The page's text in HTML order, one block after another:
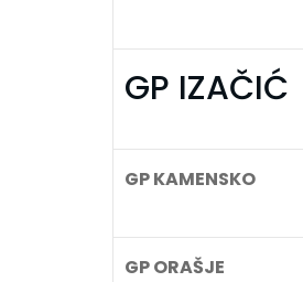
GP IZAČIĆ
GP KAMENSKO
GP ORAŠJE